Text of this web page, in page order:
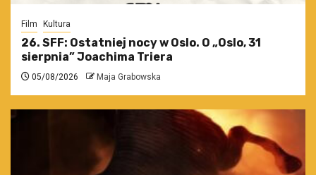
Film Kultura
26. SFF: Ostatniej nocy w Oslo. O „Oslo, 31
sierpnia” Joachima Triera
05/08/2026 Maja Grabowska